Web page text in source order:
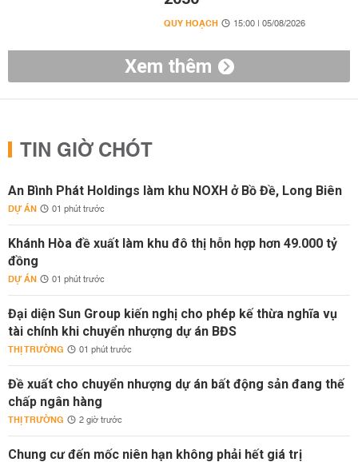
QUY HOẠCH 15:00 | 05/08/2026
Xem thêm
TIN GIỜ CHÓT
An Bình Phát Holdings làm khu NOXH ở Bồ Đề, Long Biên
DỰ ÁN 01 phút trước
Khánh Hòa đề xuất làm khu đô thị hỗn hợp hơn 49.000 tỷ
đồng
DỰ ÁN 01 phút trước
Đại diện Sun Group kiến nghị cho phép kế thừa nghĩa vụ
tài chính khi chuyển nhượng dự án BĐS
THỊ TRƯỜNG 01 phút trước
Đề xuất cho chuyển nhượng dự án bất động sản đang thế
chấp ngân hàng
THỊ TRƯỜNG 2 giờ trước
Chung cư đến mốc niên hạn không phải hết giá trị